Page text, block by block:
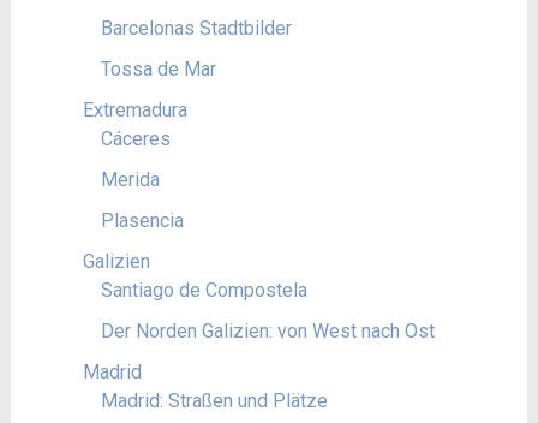
Barcelonas Stadtbilder
Tossa de Mar
Extremadura
Cáceres
Merida
Plasencia
Galizien
Santiago de Compostela
Der Norden Galizien: von West nach Ost
Madrid
Madrid: Straßen und Plätze